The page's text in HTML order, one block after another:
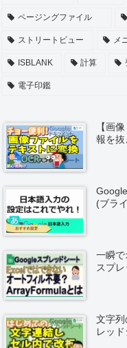
ページングファイル
ストリートビュー メ
ISBLANK 計算
電子印鑑
【画
報を
(ブラ
一瞬
スプ
文字
レッ